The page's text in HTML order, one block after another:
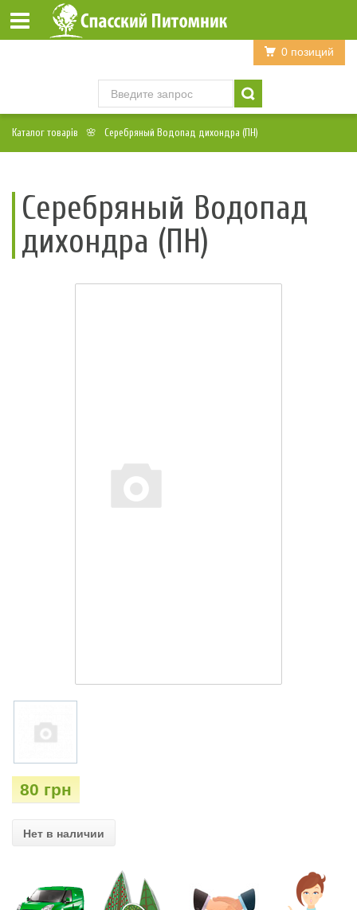
Войти Регистрация
0 позиций
Каталог товарів Серебряный Водопад дихондра (ПН)
Серебряный Водопад
дихондра (ПН)
80 грн
Нет в наличии